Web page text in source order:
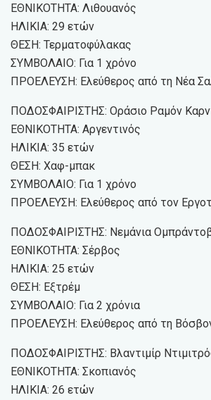
ΕΘΝΙΚΟΤΗΤΑ: Λιθουανός
ΗΛΙΚΙΑ: 29 ετών
ΘΕΣΗ: Τερματοφύλακας
ΣΥΜΒΟΛΑΙΟ: Για 1 χρόνο
ΠΡΟΕΛΕΥΣΗ: Ελεύθερος από τη Νέα
ΠΟΔΟΣΦΑΙΡΙΣΤΗΣ: Οράσιο Ραμόν
ΕΘΝΙΚΟΤΗΤΑ: Αργεντινός
ΗΛΙΚΙΑ: 35 ετών
ΘΕΣΗ: Χαφ-μπακ
ΣΥΜΒΟΛΑΙΟ: Για 1 χρόνο
ΠΡΟΕΛΕΥΣΗ: Ελεύθερος από τον
ΠΟΔΟΣΦΑΙΡΙΣΤΗΣ: Νεμάνια
ΕΘΝΙΚΟΤΗΤΑ: Σέρβος
ΗΛΙΚΙΑ: 25 ετών
ΘΕΣΗ: Εξτρέμ
ΣΥΜΒΟΛΑΙΟ: Για 2 χρόνια
ΠΡΟΕΛΕΥΣΗ: Ελεύθερος από τη
ΠΟΔΟΣΦΑΙΡΙΣΤΗΣ: Βλαντιμίρ
ΕΘΝΙΚΟΤΗΤΑ: Σκοπιανός
ΗΛΙΚΙΑ: 26 ετών